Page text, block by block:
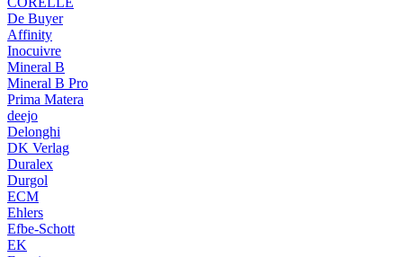
De Buyer
Affinity
Inocuivre
Mineral B
Mineral B Pro
Prima Matera
deejo
Delonghi
DK Verlag
Duralex
Durgol
ECM
Ehlers
Efbe-Schott
EK